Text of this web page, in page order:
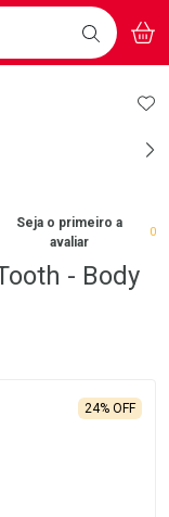
BAIXE
O APP
BUSCAR
Seja o primeiro a
avaliar
0
- Body
24% OFF